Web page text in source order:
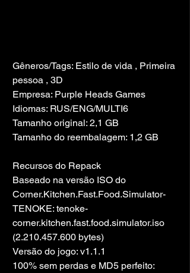
Gêneros/Tags: Estilo de vida , Primeira
pessoa , 3D
Empresa: Purple Heads Games
Idiomas: RUS/ENG/MULTI6
Tamanho original: 2,1 GB
Tamanho do reembalagem: 1,2 GB
Recursos do Repack
Baseado na versão ISO do
Corner.Kitchen.Fast.Food.Simulator-
TENOKE: tenoke-
corner.kitchen.fast.food.simulator.iso
(2.210.457.600 bytes)
Versão do jogo: v1.1.1
100% sem perdas e MD5 perfeito: